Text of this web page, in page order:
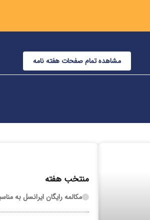
مشاهده تمام صفحات هفته نامه
منتخب هفته
مکالمه رایگان ایرانسل به